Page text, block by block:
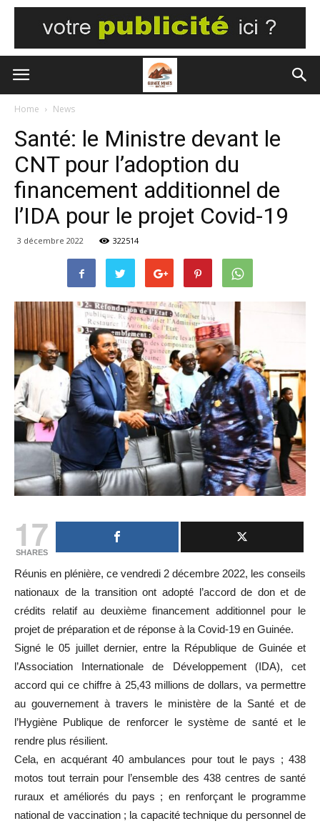
Home News
Santé: le Ministre devant le
CNT pour l’adoption du
financement additionnel de
l’IDA pour le projet Covid-19
3 décembre 2022 322514
17
SHARES
Réunis en plénière, ce vendredi 2 décembre 2022, les conseils
nationaux de la transition ont adopté l’accord de don et de
crédits relatif au deuxième financement additionnel pour le
projet de préparation et de réponse à la Covid-19 en Guinée.
Signé le 05 juillet dernier, entre la République de Guinée et
l’Association Internationale de Développement (IDA), cet
accord qui ce chiffre à 25,43 millions de dollars, va permettre
au gouvernement à travers le ministère de la Santé et de
l’Hygiène Publique de renforcer le système de santé et le
rendre plus résilient.
Cela, en acquérant 40 ambulances pour tout le pays ; 438
motos tout terrain pour l’ensemble des 438 centres de santé
ruraux et améliorés du pays ; en renforçant le programme
national de vaccination ; la capacité technique du personnel de